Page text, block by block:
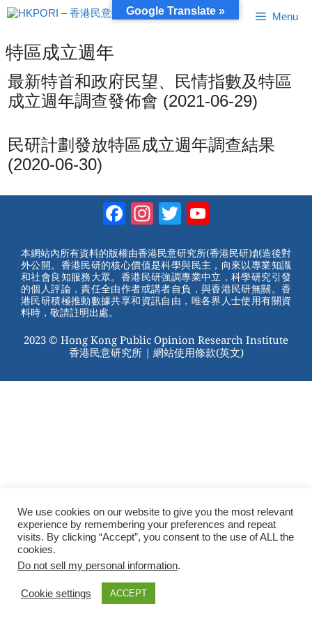
跳
至
容
Menu
特區成立週年
最新特首和政府民望、民情指數及特區
成立週年調查發佈會 (2021-06-29)
民研計劃發放特區成立週年調查結果
(2020-06-30)
Facebook
Instagram
Twitter
本網站內所有資料的版權由香港民意研究所(香港民研)創造後對
外公開。香港民研的核心價值是科學與民主，向來以專業知識
和社會良知服務大眾。香港民研強調專業中立，科學研究引發
的個人評論，責任全由作者或講者自負，與香港民研無關。香
港民研積極推動數據共享和資訊自由，唯各界人士使用有關資
料時，敬請註明出處。
2023 © Hong Kong Public Opinion Research Institute
香港民意研究所 | 網站使用條款(英文)
We use cookies on our website to give you the most relevant
experience by remembering your preferences and repeat
visits. By clicking “Accept”, you consent to the use of ALL the
cookies.
Do not sell my personal information.
Cookie settings ACCEPT
Google Translate »